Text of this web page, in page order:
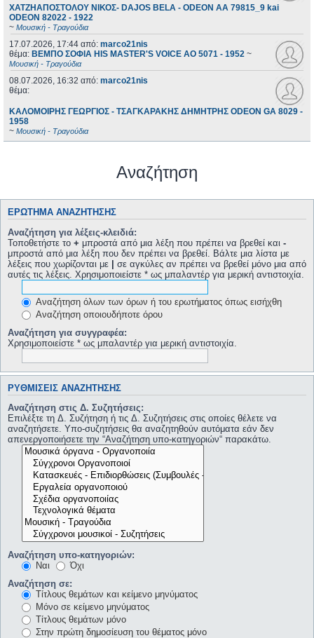
ΧΑΤΖΗΑΠΟΣΤΟΛΟΥ ΝΙΚΟΣ- DAJOS BELA - ODEON AA 79815_9 kai
ODEON 82022 - 1922
~ Μουσική - Τραγούδια
17.07.2026, 17:44 από: marco21nis
θέμα: ΒΕΜΠΟ ΣΟΦΙΑ HIS MASTER'S VOICE AO 5071 - 1952 ~
Μουσική - Τραγούδια
08.07.2026, 16:32 από: marco21nis
θέμα:
ΚΑΛΟΜΟΙΡΗΣ ΓΕΩΡΓΙΟΣ - ΤΣΑΓΚΑΡΑΚΗΣ ΔΗΜΗΤΡΗΣ ODEON GA 8029 -
1958
~ Μουσική - Τραγούδια
Αναζήτηση
ΕΡΏΤΗΜΑ ΑΝΑΖΉΤΗΣΗΣ
Αναζήτηση για λέξεις-κλειδιά:
Τοποθετήστε το + μπροστά από μια λέξη που πρέπει να βρεθεί και -
μπροστά από μια λέξη που δεν πρέπει να βρεθεί. Βάλτε μια λίστα με
λέξεις που χωρίζονται με | σε αγκύλες αν πρέπει να βρεθεί μόνο μια από
αυτές τις λέξεις. Χρησιμοποιείστε * ως μπαλαντέρ για μερική αντιστοιχία.
Αναζήτηση όλων των όρων ή του ερωτήματος όπως εισήχθη
Αναζήτηση οποιουδήποτε όρου
Αναζήτηση για συγγραφέα:
Χρησιμοποιείστε * ως μπαλαντέρ για μερική αντιστοιχία.
ΡΥΘΜΊΣΕΙΣ ΑΝΑΖΉΤΗΣΗΣ
Αναζήτηση στις Δ. Συζητήσεις:
Επιλέξτε τη Δ. Συζήτηση ή τις Δ. Συζητήσεις στις οποίες θέλετε να
αναζητήσετε. Υπο-συζητήσεις θα αναζητηθούν αυτόματα εάν δεν
απενεργοποιήσετε την “Αναζήτηση υπο-κατηγοριών“ παρακάτω.
Αναζήτηση υπο-κατηγοριών:
Ναι
Όχι
Αναζήτηση σε:
Τίτλους θεμάτων και κείμενο μηνύματος
Μόνο σε κείμενο μηνύματος
Τίτλους θεμάτων μόνο
Στην πρώτη δημοσίευση του θέματος μόνο